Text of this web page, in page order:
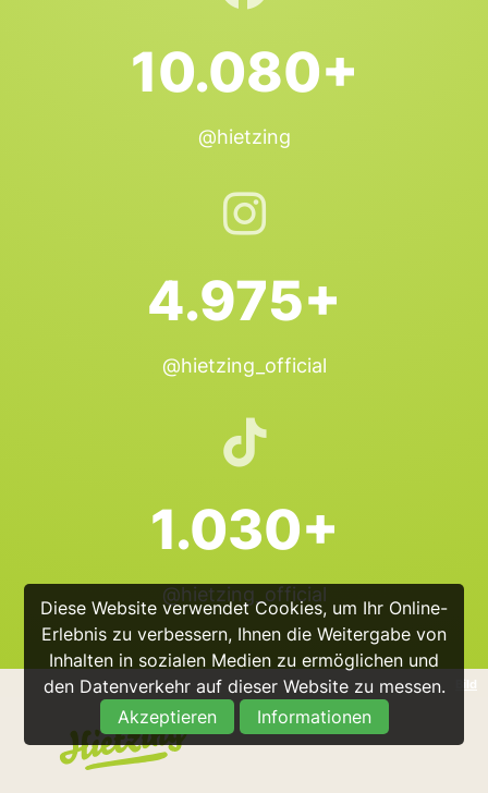
Diese Website verwendet Cookies, um Ihr Online-
Erlebnis zu verbessern, Ihnen die Weitergabe von
Inhalten in sozialen Medien zu ermöglichen und
den Datenverkehr auf dieser Website zu messen.
Akzeptieren
Informationen
10.080+
@hietzing
4.975+
@hietzing_official
1.030+
@hietzing_official
Bild